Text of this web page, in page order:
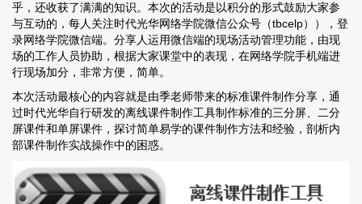
乎，还收获了满满的知识。本次的活动是以积分的形式鼓励大家参
与互动的，每人关注时代光华网络学院微信公众号（tbcelp）），登
录网络学院微信端。分享人运用微信端的现场活动管理功能，由现
场的工作人员协助，根据大家课堂中的表现，在网络学院手机端进
行现场加分，非常方便，简单。
本次活动最核心的内容就是由季老师带来的标准课件制作分享，通
过时代光华自行研发的离线课件制作工具制作标准的三分屏、二分
屏课件和单屏课件，探讨简单易学的课件制作方法和经验，剖析内
部课件制作实战操作中的困惑。